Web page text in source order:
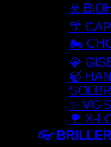
☣️
🌴
🏍️
💎
🍃
✨ VG
🌳 X-
👓 BRILLER